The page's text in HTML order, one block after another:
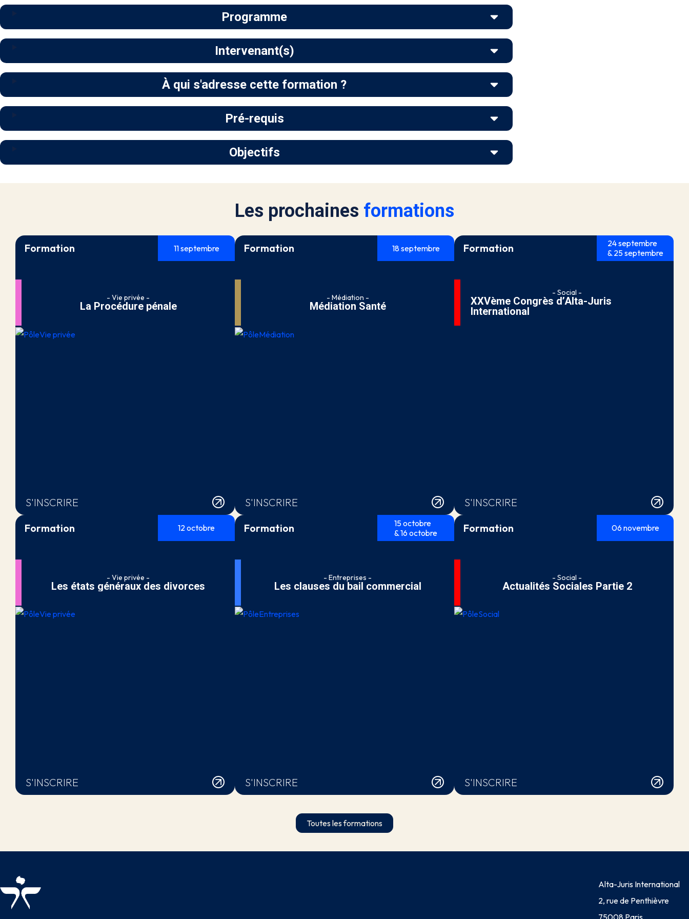
Programme
Intervenant(s)
À qui s'adresse cette formation ?
Pré-requis
Objectifs
Les prochaines formations
Formation 11 septembre
- Vie privée -
La Procédure pénale
S'INSCRIRE
Formation 18 septembre
- Médiation -
Médiation Santé
S'INSCRIRE
Formation
24 septembre
& 25 septembre
- Social -
XXVème Congrès d’Alta-Juris
International
S'INSCRIRE
Formation
12 octobre
- Vie privée -
Les états généraux des divorces
S'INSCRIRE
Formation
15 octobre
& 16 octobre
- Entreprises -
Les clauses du bail commercial
S'INSCRIRE
Formation 06 novembre
- Social -
Actualités Sociales Partie 2
S'INSCRIRE
Toutes les formations
Alta-Juris International
2, rue de Penthièvre
75008 Paris